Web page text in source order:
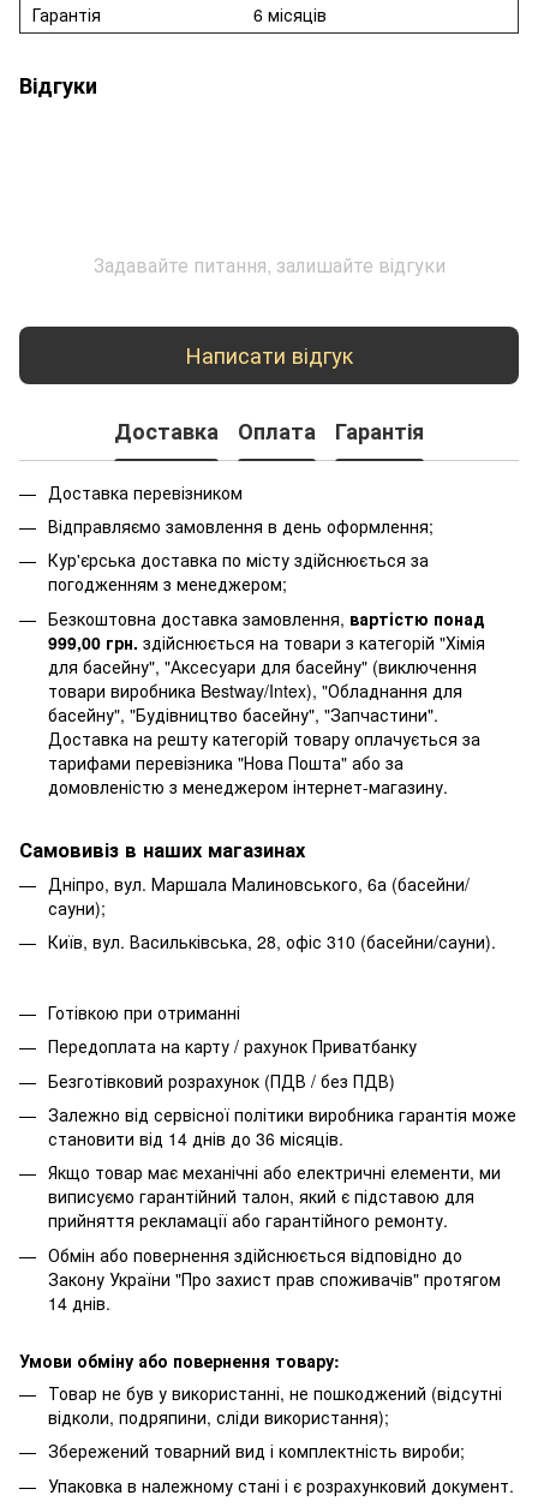
Гарантія
6 місяців
Відгуки
Задавайте питання, залишайте відгуки
Написати відгук
Доставка Оплата Гарантія
Доставка перевізником
Відправляємо замовлення в день оформлення;
Кур'єрська доставка по місту здійснюється за
погодженням з менеджером;
Безкоштовна доставка замовлення, вартістю понад
999,00 грн. здійснюється на товари з категорій "Хімія
для басейну", "Аксесуари для басейну" (виключення
товари виробника Bestway/Intex), "Обладнання для
басейну", "Будівництво басейну", "Запчастини".
Доставка на решту категорій товару оплачується за
тарифами перевізника "Нова Пошта" або за
домовленістю з менеджером інтернет-магазину.
Самовивіз в наших магазинах
Дніпро, вул. Маршала Малиновського, 6а (басейни/
сауни);
Київ, вул. Васильківська, 28, офіс 310 (басейни/сауни).
Готівкою при отриманні
Передоплата на карту / рахунок Приватбанку
Безготівковий розрахунок (ПДВ / без ПДВ)
Залежно від сервісної політики виробника гарантія може
становити від 14 днів до 36 місяців.
Якщо товар має механічні або електричні елементи, ми
виписуємо гарантійний талон, який є підставою для
прийняття рекламації або гарантійного ремонту.
Обмін або повернення здійснюється відповідно до
Закону України "Про захист прав споживачів" протягом
14 днів.
Умови обміну або повернення товару:
Товар не був у використанні, не пошкоджений (відсутні
відколи, подряпини, сліди використання);
Збережений товарний вид і комплектність вироби;
Упаковка в належному стані і є розрахунковий документ.